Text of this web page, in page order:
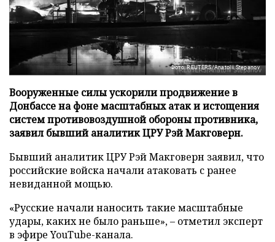
Фото: REUTERS/Anatolii Stepanov
Вооруженные силы ускорили продвижение в
Донбассе на фоне масштабных атак и истощения
систем противовоздушной обороны противника,
заявил бывший аналитик ЦРУ Рэй Макговерн.
Бывший аналитик ЦРУ Рэй Макговерн заявил, что
российские войска начали атаковать с ранее
невиданной мощью.
«Русские начали наносить такие масштабные
удары, каких не было раньше», – отметил эксперт
в эфире YouTube-канала.